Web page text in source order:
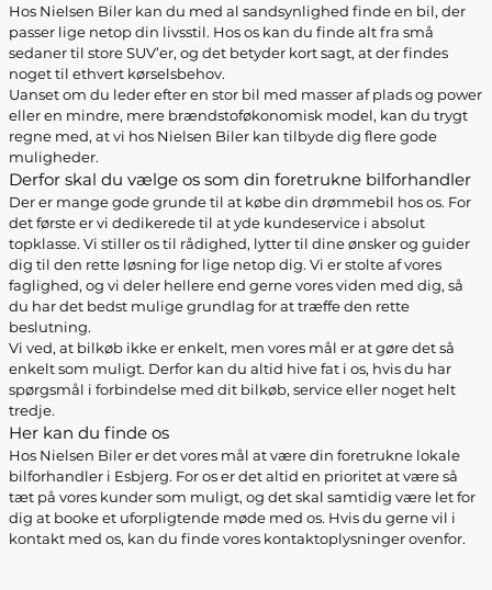
Hos Nielsen Biler kan du med al sandsynlighed finde en bil, der
passer lige netop din livsstil. Hos os kan du finde alt fra små
sedaner til store SUV’er, og det betyder kort sagt, at der findes
noget til ethvert kørselsbehov.
Uanset om du leder efter en stor bil med masser af plads og power
eller en mindre, mere brændstoføkonomisk model, kan du trygt
regne med, at vi hos Nielsen Biler kan tilbyde dig flere gode
muligheder.
Derfor skal du vælge os som din foretrukne bilforhandler
Der er mange gode grunde til at købe din drømmebil hos os. For
det første er vi dedikerede til at yde kundeservice i absolut
topklasse. Vi stiller os til rådighed, lytter til dine ønsker og guider
dig til den rette løsning for lige netop dig. Vi er stolte af vores
faglighed, og vi deler hellere end gerne vores viden med dig, så
du har det bedst mulige grundlag for at træffe den rette
beslutning.
Vi ved, at bilkøb ikke er enkelt, men vores mål er at gøre det så
enkelt som muligt. Derfor kan du altid hive fat i os, hvis du har
spørgsmål i forbindelse med dit bilkøb, service eller noget helt
tredje.
Her kan du finde os
Hos Nielsen Biler er det vores mål at være din foretrukne lokale
bilforhandler i Esbjerg. For os er det altid en prioritet at være så
tæt på vores kunder som muligt, og det skal samtidig være let for
dig at booke et uforpligtende møde med os. Hvis du gerne vil i
kontakt med os, kan du finde vores kontaktoplysninger ovenfor.